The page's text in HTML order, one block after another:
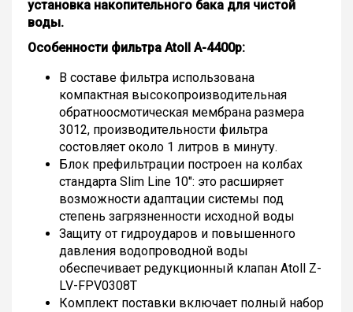
установка накопительного бака для чистой
воды.
Особенности фильтра Atoll A-4400p:
В составе фильтра использована
компактная высокопроизводительная
обратноосмотическая мембрана размера
3012, производительности фильтра
состовляет около 1 литров в минуту.
Блок префильтрации построен на колбах
стандарта Slim Line 10": это расширяет
возможности адаптации системы под
степень загрязненности исходной воды
Защиту от гидроударов и повышенного
давления водопроводной воды
обеспечивает редукционный клапан Atoll Z-
LV-FPV0308Т
Комплект поставки включает полный набор